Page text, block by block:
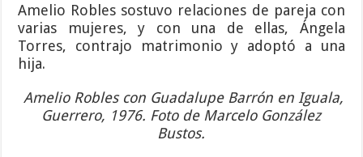
Amelio Robles sostuvo relaciones de pareja con
varias mujeres, y con una de ellas, Ángela
Torres, contrajo matrimonio y adoptó a una
hija.
Amelio Robles con Guadalupe Barrón en Iguala,
Guerrero, 1976. Foto de Marcelo González
Bustos.